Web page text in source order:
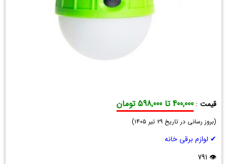
قیمت
لامپ
کمپینگ
شارژی
آویزی
: 400,000 تا 598,000 تومان
(بروز رسانی در تاریخ۲۹ تیر ۱۴۰۵ )
✔ لوازم برقی خانه
👁 791